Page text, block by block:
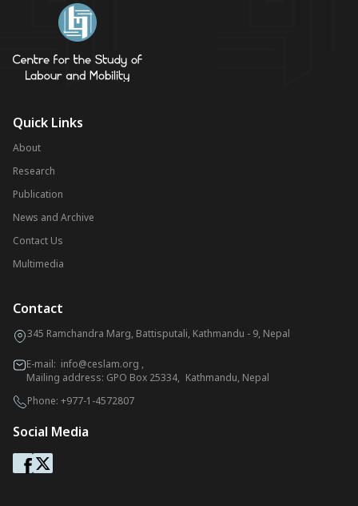
Quick Links
About
Research
Publication
News and Archive
Contact Us
Multimedia
Contact
345 Ramchandra Marg, Battisputali, Kathmandu - 9, Nepal
E-mail: info@ceslam.org ,
Mailing address: GPO Box 25334, Kathmandu, Nepal
Phone: +977-1-4572807
Social Media